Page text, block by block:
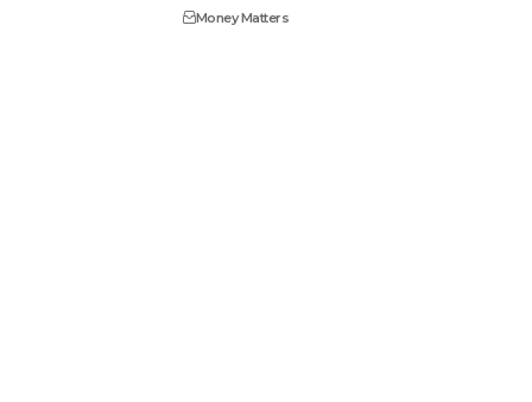
Money Matters